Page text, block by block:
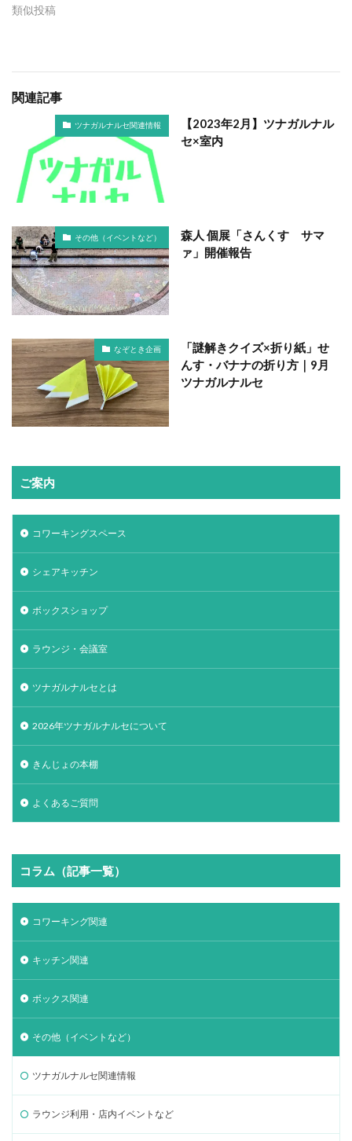
類似投稿
関連記事
ツナガルナルセ関連情報
【2023年2月】ツナガルナル
セ×室内
その他（イベントなど）
森人 個展「さんくす サマ
ァ」開催報告
なぞとき企画
「謎解きクイズ×折り紙」せ
んす・バナナの折り方｜9月
ツナガルナルセ
ご案内
コワーキングスペース
シェアキッチン
ボックスショップ
ラウンジ・会議室
ツナガルナルセとは
2026年ツナガルナルセについて
きんじょの本棚
よくあるご質問
コラム（記事一覧）
コワーキング関連
キッチン関連
ボックス関連
その他（イベントなど）
ツナガルナルセ関連情報
ラウンジ利用・店内イベントなど